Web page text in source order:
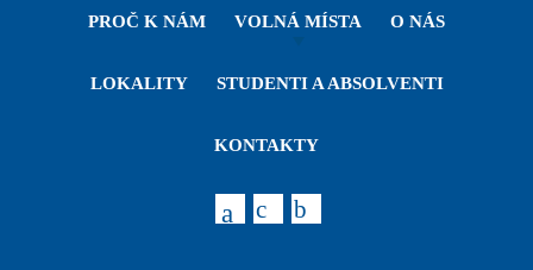
PROČ K NÁM VOLNÁ MÍSTA O NÁS
LOKALITY STUDENTI A ABSOLVENTI
KONTAKTY